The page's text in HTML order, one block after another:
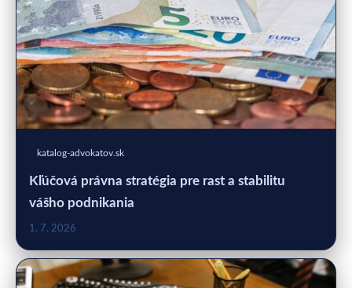
katalog-advokatov.sk
Kľúčová právna stratégia pre rast a stabilitu
vášho podnikania
1. 7. 2026